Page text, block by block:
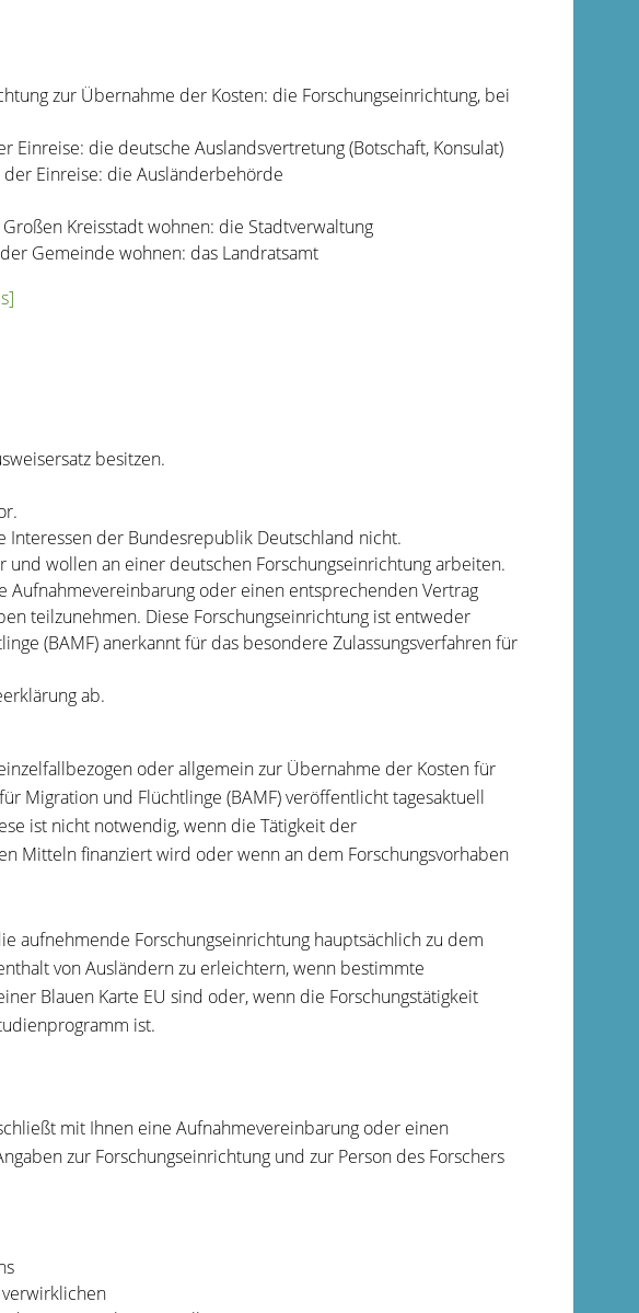
zur Übernahme der Kosten: die Forschungseinrichtung, bei
Einreise: die deutsche Auslandsvertretung (Botschaft, Konsulat)
Einreise: die Ausländerbehörde
Kreisstadt wohnen: die Stadtverwaltung
Gemeinde wohnen: das Landratsamt
besitzen.
der Bundesrepublik Deutschland nicht.
und wollen an einer deutschen Forschungseinrichtung arbeiten.
Aufnahmevereinbarung oder einen entsprechenden Vertrag
teilzunehmen. Diese Forschungseinrichtung ist entweder
(BAMF) anerkannt für das besondere Zulassungsverfahren für
ab.
oder allgemein zur Übernahme der Kosten für
Migration und Flüchtlinge (BAMF) veröffentlicht tagesaktuell
ist nicht notwendig, wenn die Tätigkeit der
Mitteln finanziert wird oder wenn an dem Forschungsvorhaben
aufnehmende Forschungseinrichtung hauptsächlich zu dem
von Ausländern zu erleichtern, wenn bestimmte
Blauen Karte EU sind oder, wenn die Forschungstätigkeit
ist.
mit Ihnen eine Aufnahmevereinbarung oder einen
zur Forschungseinrichtung und zur Person des Forschers